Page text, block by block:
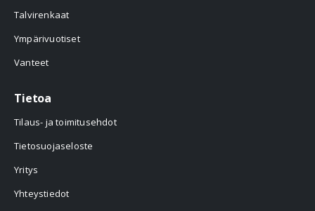
Talvirenkaat
Ympärivuotiset
Vanteet
Tietoa
Tilaus- ja toimitusehdot
Tietosuojaseloste
Yritys
Yhteystiedot